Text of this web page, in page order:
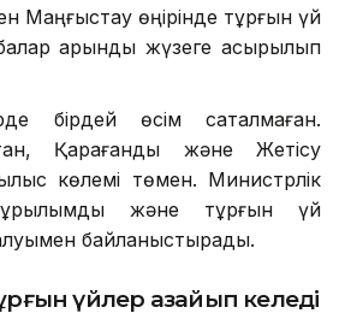
Маңғыстау өңірінде тұрғын үй
қарқынды жүзеге асырылып
бірдей өсім сақталмаған.
Қарағанды және Жетісу
көлемі төмен. Министрлік
және тұрғын үй
байланыстырады.
үйлер азайып келеді